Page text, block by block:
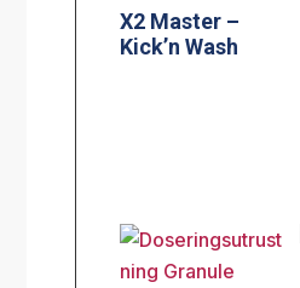
X2 Master –
Kick’n Wash